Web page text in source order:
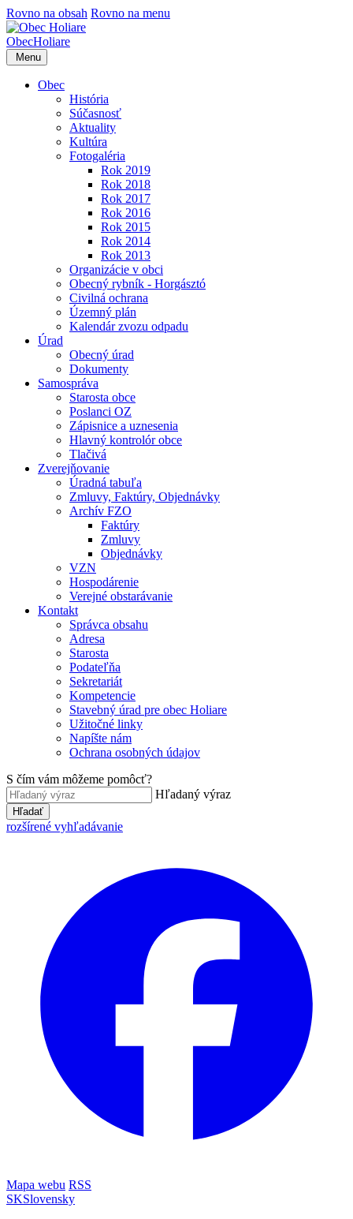
Rovno na obsah Rovno na menu
ObecHoliare
Menu
Obec
História
Súčasnosť
Aktuality
Kultúra
Fotogaléria
Rok 2019
Rok 2018
Rok 2017
Rok 2016
Rok 2015
Rok 2014
Rok 2013
Organizácie v obci
Obecný rybník - Horgásztó
Civilná ochrana
Územný plán
Kalendár zvozu odpadu
Úrad
Obecný úrad
Dokumenty
Samospráva
Starosta obce
Poslanci OZ
Zápisnice a uznesenia
Hlavný kontrolór obce
Tlačivá
Zverejňovanie
Úradná tabuľa
Zmluvy, Faktúry, Objednávky
Archív FZO
Faktúry
Zmluvy
Objednávky
VZN
Hospodárenie
Verejné obstarávanie
Kontakt
Správca obsahu
Adresa
Starosta
Podateľňa
Sekretariát
Kompetencie
Stavebný úrad pre obec Holiare
Užitočné linky
Napíšte nám
Ochrana osobných údajov
S čím vám môžeme pomôcť?
Hľadaný výraz
Hľadať
rozšírené vyhľadávanie
Mapa webu RSS
SKSlovensky